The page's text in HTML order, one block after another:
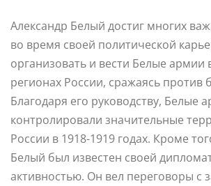
Александр Белый достиг многих
во время своей политической
организовать и вести Белые армии
регионах России, сражаясь против
Благодаря его руководству, Белые
контролировали значительные
России в 1918-1919 годах. Кроме
Белый был известен своей
активностью. Он вел переговоры с